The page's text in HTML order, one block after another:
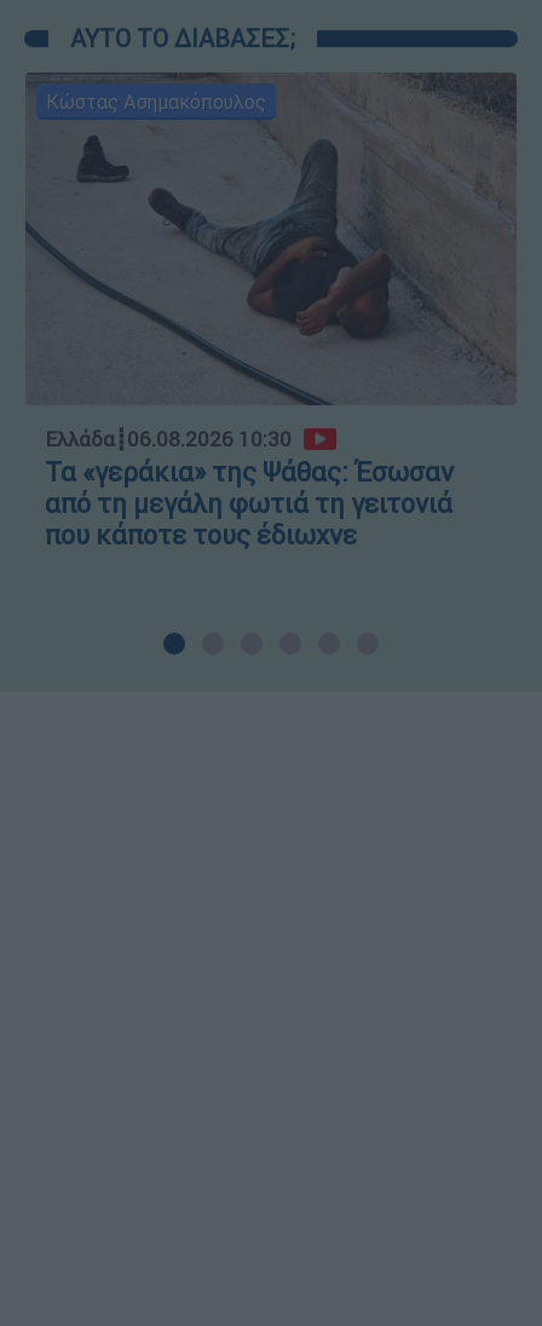
ΑΥΤΟ ΤΟ ΔΙΑΒΑΣΕΣ;
Κώστας Ασημακόπουλος
Ελλάδα┋06.08.2026 10:30
Τα «γεράκια» της Ψάθας: Έσωσαν
από τη μεγάλη φωτιά τη γειτονιά
που κάποτε τους έδιωχνε